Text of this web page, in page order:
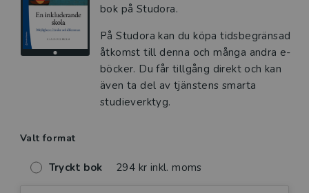
bok på Studora.
På Studora kan du köpa tidsbegränsad
åtkomst till denna och många andra e-
böcker. Du får tillgång direkt och kan
även ta del av tjänstens smarta
studieverktyg.
Valt format
Tryckt bok 294 kr inkl. moms